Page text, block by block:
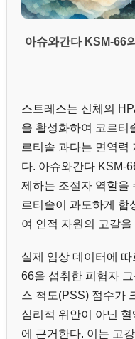
아슈와간다 KSM-66
스트레스는 신체의
을 활성화하여 코르티
르티솔 과다는 면역력
다. 아슈와간다 KSM-
제하는 조절자 역할을
르티솔이 과도하게
여 인적 자원의 고갈을
실제 임상 데이터에
66을 섭취한 피험자
스 척도(PSS) 점수가
심리적 위안이 아닌
에 근거한다. 이는 고